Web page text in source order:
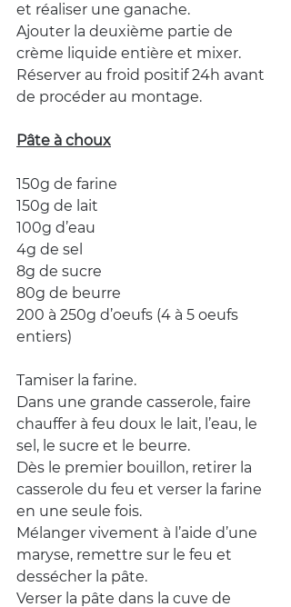
et réaliser une ganache.
Ajouter la deuxième partie de
crème liquide entière et mixer.
Réserver au froid positif 24h avant
de procéder au montage.
Pâte à choux
150g de farine
150g de lait
100g d’eau
4g de sel
8g de sucre
80g de beurre
200 à 250g d’oeufs (4 à 5 oeufs
entiers)
Tamiser la farine.
Dans une grande casserole, faire
chauffer à feu doux le lait, l’eau, le
sel, le sucre et le beurre.
Dès le premier bouillon, retirer la
casserole du feu et verser la farine
en une seule fois.
Mélanger vivement à l’aide d’une
maryse, remettre sur le feu et
dessécher la pâte.
Verser la pâte dans la cuve de